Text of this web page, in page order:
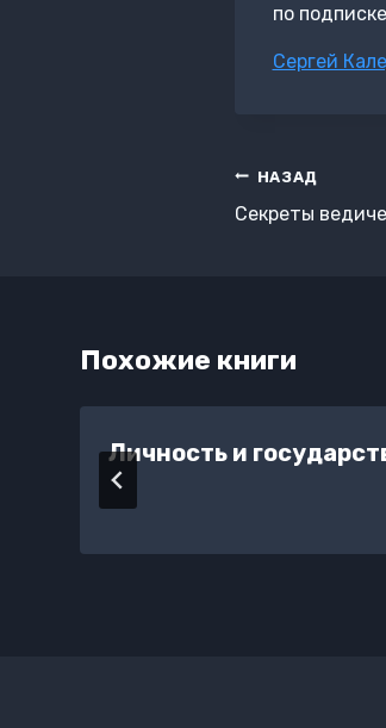
по подписке
Метки
Сергей
Навигация
по
НАЗАД
Секреты
Похожие книги
Личность и